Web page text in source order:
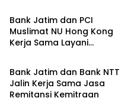
Bank Jatim dan PCI
Muslimat NU Hong Kong
Kerja Sama Layani
Ekbis
Bank Jatim dan Bank NTT
Jalin Kerja Sama Jasa
Remitansi Kemitraan